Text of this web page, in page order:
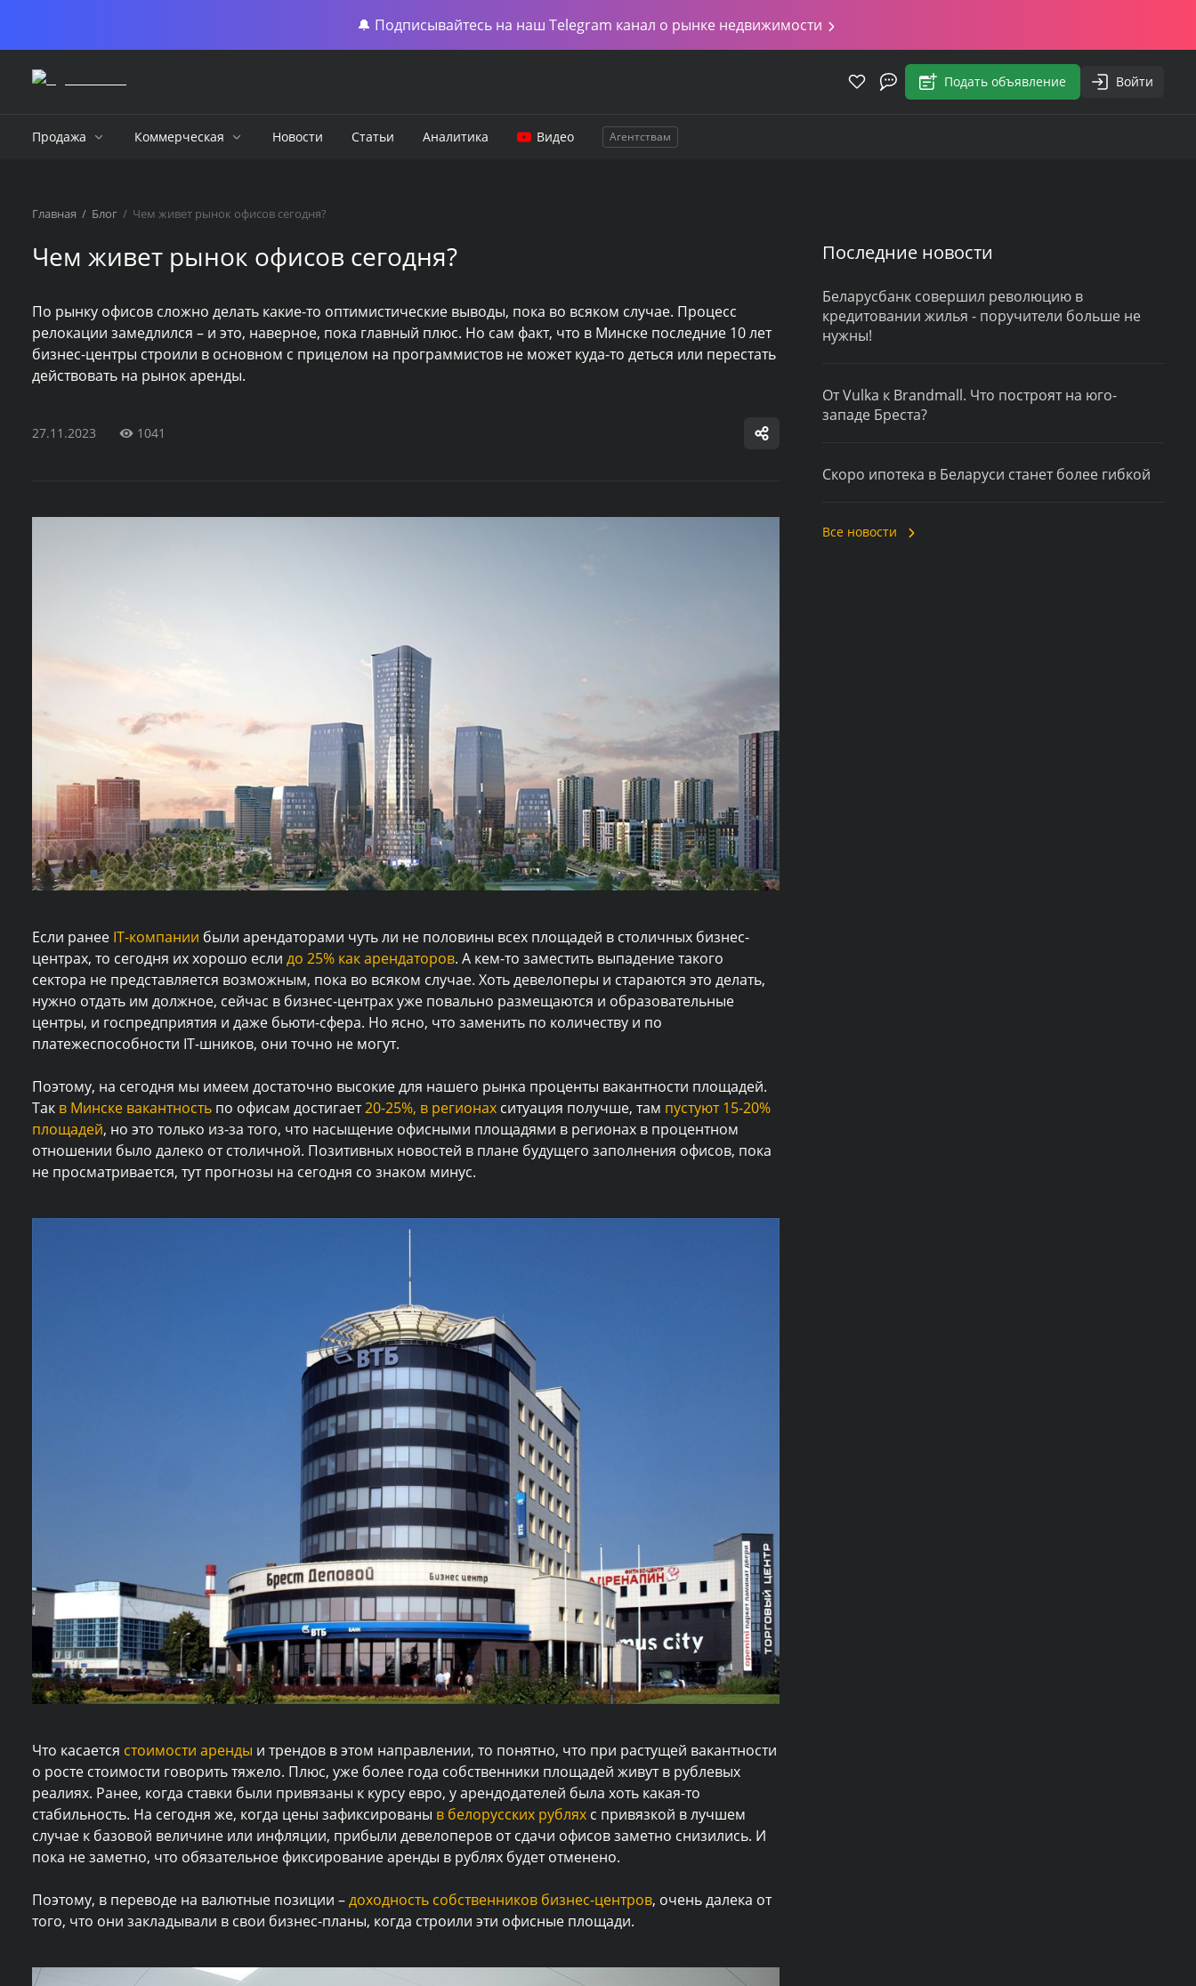
🔔 Подписывайтесь на наш Telegram канал о рынке недвижимости
Подать объявление Войти
Продажа Коммерческая Новости Статьи Аналитика Видео Агентствам
Главная / Блог / Чем живет рынок офисов сегодня?
Чем живет рынок офисов сегодня?
По рынку офисов сложно делать какие-то оптимистические выводы, пока во всяком случае. Процесс
релокации замедлился – и это, наверное, пока главный плюс. Но сам факт, что в Минске последние 10 лет
бизнес-центры строили в основном с прицелом на программистов не может куда-то деться или перестать
действовать на рынок аренды.
27.11.2023 1041
Если ранее IT-компании были арендаторами чуть ли не половины всех площадей в столичных бизнес-
центрах, то сегодня их хорошо если до 25% как арендаторов. А кем-то заместить выпадение такого
сектора не представляется возможным, пока во всяком случае. Хоть девелоперы и стараются это делать,
нужно отдать им должное, сейчас в бизнес-центрах уже повально размещаются и образовательные
центры, и госпредприятия и даже бьюти-сфера. Но ясно, что заменить по количеству и по
платежеспособности IT-шников, они точно не могут.
Поэтому, на сегодня мы имеем достаточно высокие для нашего рынка проценты вакантности площадей.
Так в Минске вакантность по офисам достигает20-25%, в регионах ситуация получше, там пустуют 15-20%
площадей, но это только из-за того, что насыщение офисными площадями в регионах в процентном
отношении было далеко от столичной. Позитивных новостей в плане будущего заполнения офисов, пока
не просматривается, тут прогнозы на сегодня со знаком минус.
Что касается стоимости аренды и трендов в этом направлении, то понятно, что при растущей вакантности
о росте стоимости говорить тяжело. Плюс, уже более года собственники площадей живут в рублевых
реалиях. Ранее, когда ставки были привязаны к курсу евро, у арендодателей была хоть какая-то
стабильность. На сегодня же, когда цены зафиксированы в белорусских рублях с привязкой в лучшем
случае к базовой величине или инфляции, прибыли девелоперов от сдачи офисов заметно снизились. И
пока не заметно, что обязательное фиксирование аренды в рублях будет отменено.
Поэтому, в переводе на валютные позиции –доходность собственников бизнес-центров, очень далека от
того, что они закладывали в свои бизнес-планы, когда строили эти офисные площади.
Последние новости
Беларусбанк совершил революцию в
кредитовании жилья - поручители больше не
нужны!
От Vulka к Brandmall. Что построят на юго-
западе Бреста?
Скоро ипотека в Беларуси станет более гибкой
Все новости